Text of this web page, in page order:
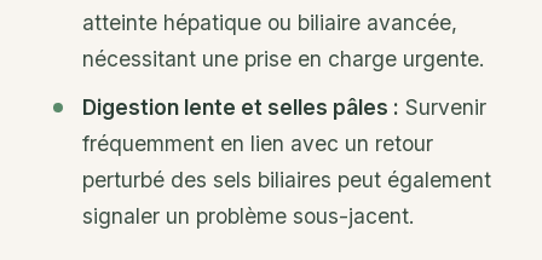
atteinte hépatique ou biliaire avancée,
nécessitant une prise en charge urgente.
Digestion lente et selles pâles : Survenir
fréquemment en lien avec un retour
perturbé des sels biliaires peut également
signaler un problème sous-jacent.